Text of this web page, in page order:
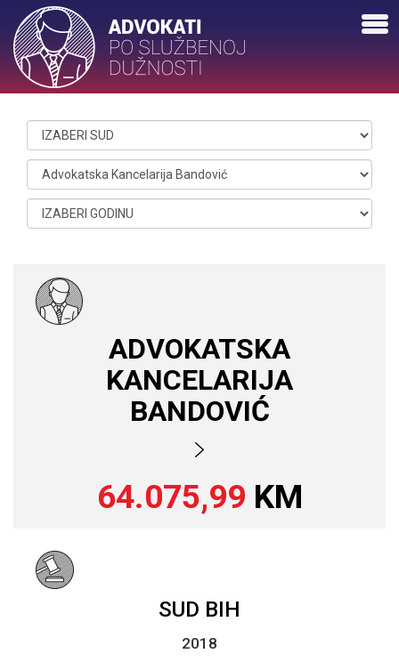
ADVOKATSKA
KANCELARIJA
BANDOVIĆ
64.075,99 KM
SUD BIH
2018